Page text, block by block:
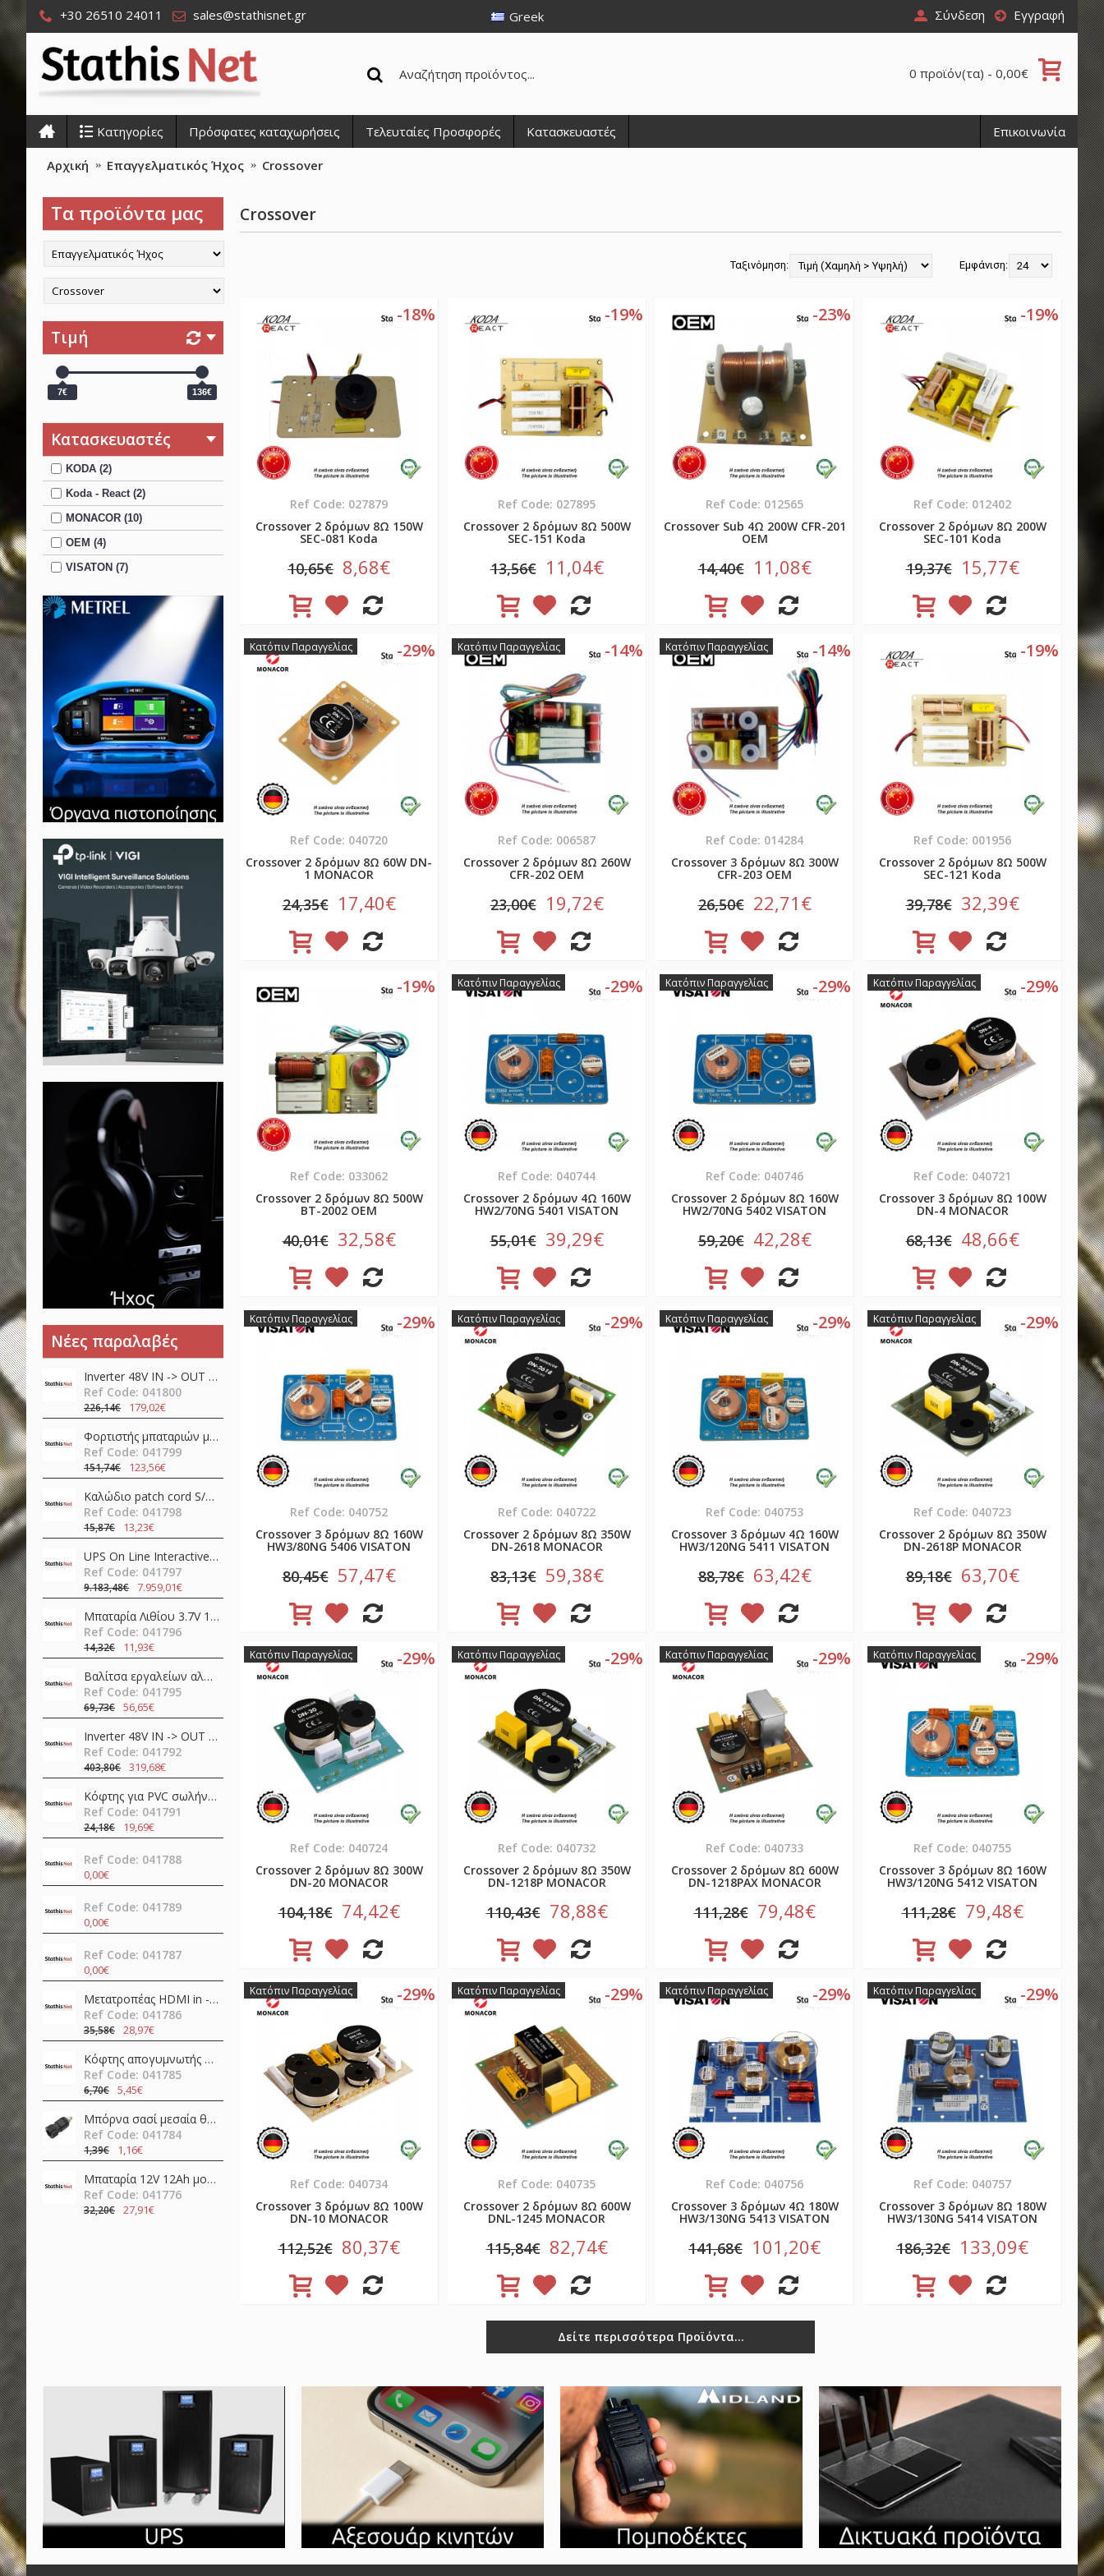
+30 26510 24011 sales@stathisnet.gr Greek Σύνδεση Εγγραφή
0 προϊόν(τα) - 0,00€
Κατηγορίες Πρόσφατες καταχωρήσεις Τελευταίες Προσφορές Κατασκευαστές Επικοινωνία
Αρχική Επαγγελματικός Ήχος Crossover
Τα προϊόντα μας
Τιμή
7€ 136€
Κατασκευαστές
KODA (2)
Koda - React (2)
MONACOR (10)
OEM (4)
VISATON (7)
Νέες παραλαβές
Inverter 48V ΙΝ -> OUT 230VAC 450W καθαρού ημιτόνου NTS-450-248EU Mean Well
Ref Code: 041800
226,14€ 179,02€
Φορτιστής μπαταριών μολύβδου / λιθίου 24V 12A 360W PFC NPB-360-24TB Mean Well
Ref Code: 041799
151,74€ 123,56€
Καλώδιο patch cord S/FTP CAT6A 1m LSZH μαύρο γωνιακό προς τα κάτω Slim 80299 Delock
Ref Code: 041798
15,87€ 13,23€
UPS On Line Interactive 30000VA 30kW Τριφασικό / Μονοφασικό με 72 Μπαταρίες IST7-30KVA AEC
Ref Code: 041797
9.183,48€ 7.959,01€
Μπαταρία Λιθίου 3.7V 18650 3400mAh Li-Ion με προστασία & Type-C RC34 Speras
Ref Code: 041796
14,32€ 11,93€
Βαλίτσα εργαλείων αλουμινίου 11pcs TS01-P07 QuickFix Toolkit Teslong
Ref Code: 041795
69,73€ 56,65€
Inverter 48V ΙΝ -> OUT 230VAC 400W καθαρού ημιτόνου NTS-750-248EU MEAN WELL
Ref Code: 041792
403,80€ 319,68€
Κόφτης για PVC σωλήνες SR-366 Pro'sKit
Ref Code: 041791
24,18€ 19,69€
Ref Code: 041788
0,00€
Ref Code: 041789
0,00€
Ref Code: 041787
0,00€
Μετατροπέας HDMI in -> HDMI + SPDIF + 3.5mm out 4K@60Hz OZV8
Ref Code: 041786
35,58€ 28,97€
Κόφτης απογυμνωτής 0.5-4.0mm ψαλίδι ακριβείας CP-108 (6PK-223) Pro'sKit
Ref Code: 041785
6,70€ 5,45€
Μπόρνα σασί μεσαία θηλυκή απλή 42mm/Φ4/30Α βακελίτη μαύρη νίκελ JT-6132 JKG
Ref Code: 041784
1,39€ 1,16€
Μπαταρία 12V 12Ah μολύβδου FL12-12 Invictus
Ref Code: 041776
32,20€ 27,91€
Crossover
Εμφάνιση:
Ταξινόμηση:
-18%
Ref Code: 027879
Crossover 2 δρόμων 8Ω 150W
SEC-081 Koda
10,65€ 8,68€
-19%
Ref Code: 027895
Crossover 2 δρόμων 8Ω 500W
SEC-151 Koda
13,56€ 11,04€
-23%
Ref Code: 012565
Crossover Sub 4Ω 200W CFR-201
OEM
14,40€ 11,08€
-19%
Ref Code: 012402
Crossover 2 δρόμων 8Ω 200W
SEC-101 Koda
19,37€ 15,77€
-29%
Κατόπιν Παραγγελίας
Ref Code: 040720
Crossover 2 δρόμων 8Ω 60W DN-
1 MONACOR
24,35€ 17,40€
-14%
Κατόπιν Παραγγελίας
Ref Code: 006587
Crossover 2 δρόμων 8Ω 260W
CFR-202 OEM
23,00€ 19,72€
-14%
Κατόπιν Παραγγελίας
Ref Code: 014284
Crossover 3 δρόμων 8Ω 300W
CFR-203 OEM
26,50€ 22,71€
-19%
Ref Code: 001956
Crossover 2 δρόμων 8Ω 500W
SEC-121 Koda
39,78€ 32,39€
-19%
Ref Code: 033062
Crossover 2 δρόμων 8Ω 500W
BT-2002 OEM
40,01€ 32,58€
-29%
Κατόπιν Παραγγελίας
Ref Code: 040744
Crossover 2 δρόμων 4Ω 160W
HW2/70NG 5401 VISATON
55,01€ 39,29€
-29%
Κατόπιν Παραγγελίας
Ref Code: 040746
Crossover 2 δρόμων 8Ω 160W
HW2/70NG 5402 VISATON
59,20€ 42,28€
-29%
Κατόπιν Παραγγελίας
Ref Code: 040721
Crossover 3 δρόμων 8Ω 100W
DN-4 MONACOR
68,13€ 48,66€
-29%
Κατόπιν Παραγγελίας
Ref Code: 040752
Crossover 3 δρόμων 8Ω 160W
HW3/80NG 5406 VISATON
80,45€ 57,47€
-29%
Κατόπιν Παραγγελίας
Ref Code: 040722
Crossover 2 δρόμων 8Ω 350W
DN-2618 MONACOR
83,13€ 59,38€
-29%
Κατόπιν Παραγγελίας
Ref Code: 040753
Crossover 3 δρόμων 4Ω 160W
HW3/120NG 5411 VISATON
88,78€ 63,42€
-29%
Κατόπιν Παραγγελίας
Ref Code: 040723
Crossover 2 δρόμων 8Ω 350W
DN-2618P MONACOR
89,18€ 63,70€
-29%
Κατόπιν Παραγγελίας
Ref Code: 040724
Crossover 2 δρόμων 8Ω 300W
DN-20 MONACOR
104,18€ 74,42€
-29%
Κατόπιν Παραγγελίας
Ref Code: 040732
Crossover 2 δρόμων 8Ω 350W
DN-1218P MONACOR
110,43€ 78,88€
-29%
Κατόπιν Παραγγελίας
Ref Code: 040733
Crossover 2 δρόμων 8Ω 600W
DN-1218PAX MONACOR
111,28€ 79,48€
-29%
Κατόπιν Παραγγελίας
Ref Code: 040755
Crossover 3 δρόμων 8Ω 160W
HW3/120NG 5412 VISATON
111,28€ 79,48€
-29%
Κατόπιν Παραγγελίας
Ref Code: 040734
Crossover 3 δρόμων 8Ω 100W
DN-10 MONACOR
112,52€ 80,37€
-29%
Κατόπιν Παραγγελίας
Ref Code: 040735
Crossover 2 δρόμων 8Ω 600W
DNL-1245 MONACOR
115,84€ 82,74€
-29%
Κατόπιν Παραγγελίας
Ref Code: 040756
Crossover 3 δρόμων 4Ω 180W
HW3/130NG 5413 VISATON
141,68€ 101,20€
-29%
Κατόπιν Παραγγελίας
Ref Code: 040757
Crossover 3 δρόμων 8Ω 180W
HW3/130NG 5414 VISATON
186,32€ 133,09€
Δείτε περισσότερα Προϊόντα...